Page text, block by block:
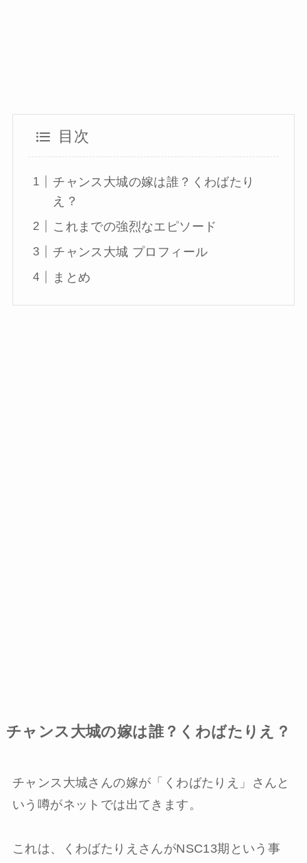
目次
チャンス大城の嫁は誰？くわばたり
え？
これまでの強烈なエピソード
チャンス大城 プロフィール
まとめ
チャンス大城の嫁は誰？くわばたりえ？
チャンス大城さんの嫁が「くわばたりえ」さんと
いう噂がネットでは出てきます。
これは、くわばたりえさんがNSC13期という事